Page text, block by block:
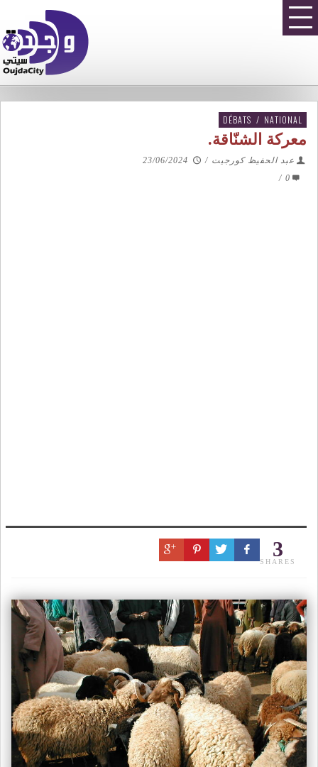
DÉBATS / NATIONAL
معركة الشنّاقة.
عبد الحفيظ كورجيت /
23/06/2024
0
/
3
SHARES